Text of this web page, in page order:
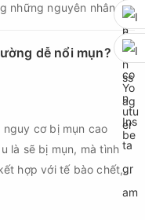
những nguyên nhân
nghiêm trọng hơn, làm
dễ nổi mụn?
cơ bị mụn cao
là sẽ bị mụn, mà tình
hợp với tế bào chết,
lông. Nếu không được